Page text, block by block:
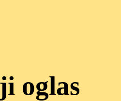
oglas